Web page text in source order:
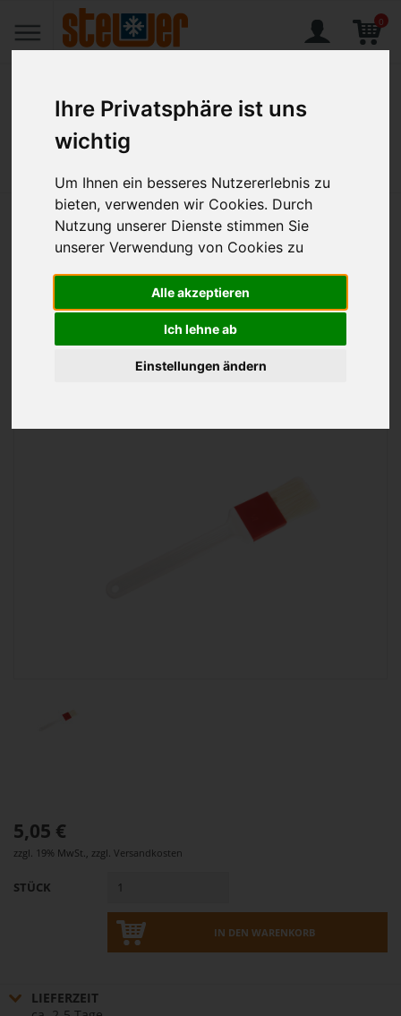
Ihre Privatsphäre ist uns
wichtig
Um Ihnen ein besseres Nutzererlebnis zu
bieten, verwenden wir Cookies. Durch
Nutzung unserer Dienste stimmen Sie
unserer Verwendung von Cookies zu
Alle akzeptieren
Ich lehne ab
Einstellungen ändern
0
Home
Produkte
Bäckerpinsel 40 mm breit
Kunststoffgriff + Naturborsten
Artikel-Nr.:SND-200290
5,05 €
zzgl. 19% MwSt., zzgl. Versandkosten
STÜCK
IN DEN WARENKORB
LIEFERZEIT